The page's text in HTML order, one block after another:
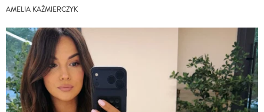
AMELIA KAŹMIERCZYK